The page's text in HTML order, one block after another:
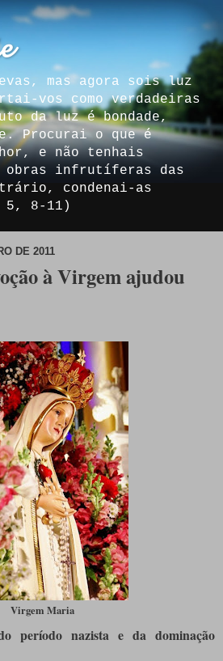
mas agora sois luz
vos como verdadeiras
da luz é bondade,
Procurai o que é
e não tenhais
obras infrutíferas das
condenai-as
5, 8-11)
DE 2011
à Virgem ajudou
Virgem Maria
período nazista e da dominação